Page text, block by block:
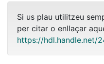
Si us plau utilitzeu
per citar o enllaçar
https://hdl.handle.net/